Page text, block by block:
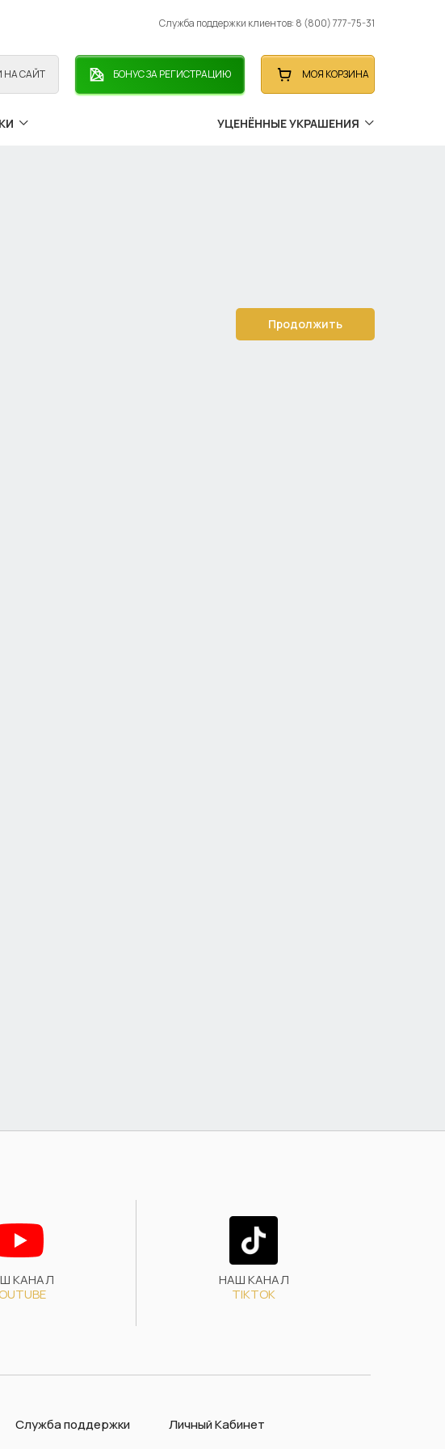
Служба поддержки клиентов: 8 (800) 777-75-31
НА САЙТ БОНУС ЗА РЕГИСТРАЦИЮ МОЯ КОРЗИНА
УЦЕНЁННЫЕ УКРАШЕНИЯ
Продолжить
КАНАЛ
НАШ КАНАЛ
TIKTOK
Служба поддержки Личный Кабинет